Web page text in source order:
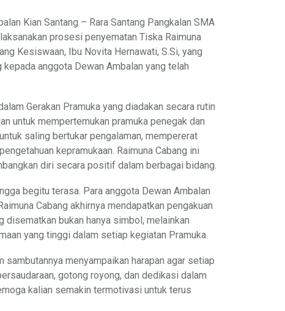
Kian Santang – Rara Santang Pangkalan SMA
prosesi penyematan Tiska Raimuna
Kesiswaan, Ibu Novita Hernawati, S.Si, yang
anggota Dewan Ambalan yang telah
Gerakan Pramuka yang diadakan secara rutin
untuk mempertemukan pramuka penegak dan
saling bertukar pengalaman, mempererat
kepramukaan. Raimuna Cabang ini
diri secara positif dalam berbagai bidang.
begitu terasa. Para anggota Dewan Ambalan
Cabang akhirnya mendapatkan pengakuan
disematkan bukan hanya simbol, melainkan
yang tinggi dalam setiap kegiatan Pramuka.
menyampaikan harapan agar setiap
gotong royong, dan dedikasi dalam
kalian semakin termotivasi untuk terus